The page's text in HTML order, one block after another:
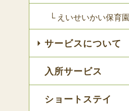
└ えいせいかい保育園
サービスについて
入所サービス
ショートステイ